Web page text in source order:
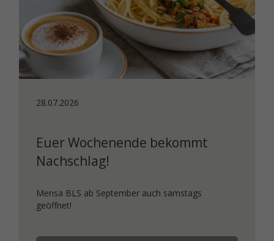
28.07.2026
Euer Wochenende bekommt
Nachschlag!
Mensa BLS ab September auch samstags
geöffnet!